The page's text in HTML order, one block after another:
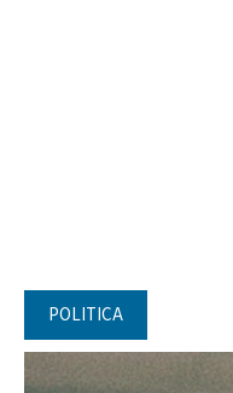
POLITICA